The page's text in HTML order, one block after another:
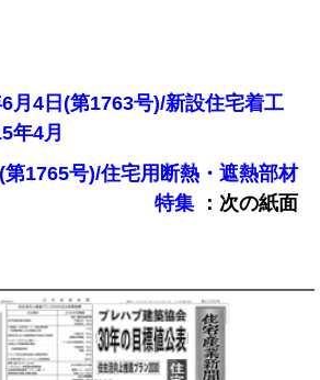
月4日(第1763号)/新設住宅着工
年4月
1765号)/住宅用断熱・遮熱部材
特集
：次の紙面